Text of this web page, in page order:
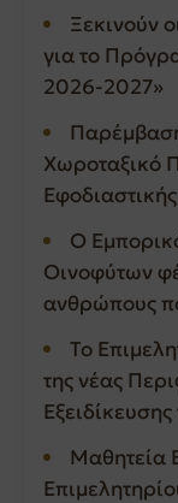
Ξεκινούν
για το
2026-2027»
Χωροταξικό
Εφοδιαστικής
Ο
Οινοφύτων
ανθρώπους
Το
της νέας
Μαθητεία